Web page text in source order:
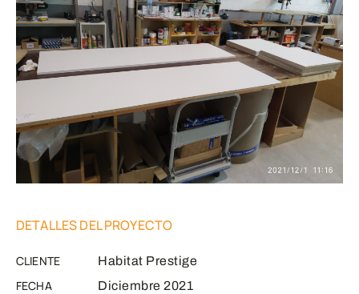
DETALLES DEL PROYECTO
CLIENTE Habitat Prestige
FECHA Diciembre 2021